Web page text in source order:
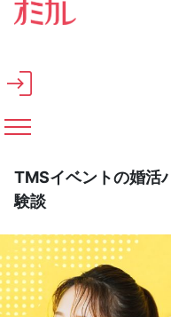
メインコンテンツへスキップ
TMSイベントの婚活
験談